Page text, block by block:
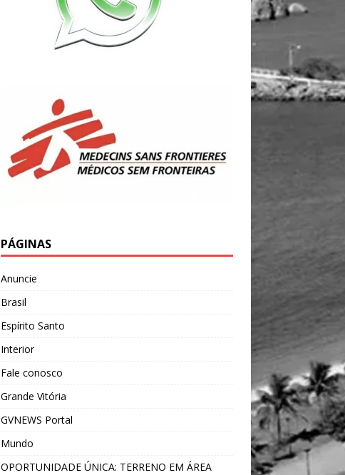
PÁGINAS
Anuncie
Brasil
Espírito Santo
Interior
Fale conosco
Grande Vitória
GVNEWS Portal
Mundo
OPORTUNIDADE ÚNICA: TERRENO EM ÁREA